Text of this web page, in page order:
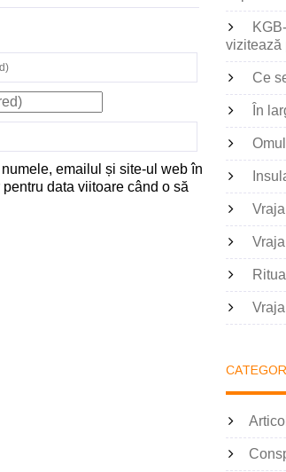
emailul și site-ul web în
data viitoare când o să
vizitează
Ce
În